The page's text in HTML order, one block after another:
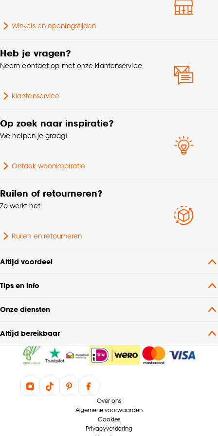
accepteren door op ‘Cookies aanpassen’ te
kan aanpassen, bekijk hiervoor onze
cookieverklaring.
Garantietermijn 24 maanden
Winkels en openingstijden
Heb je vragen?
Neem contact op met onze klantenservice
Klantenservice
Op zoek naar inspiratie?
We helpen je graag!
Ontdek wooninspiratie
Ruilen of retourneren?
Zo werkt het
Ruilen en retourneren
Altijd voordeel
Tips en info
Onze diensten
Altijd bereikbaar
Over ons
Algemene voorwaarden
Cookies
Privacyverklaring